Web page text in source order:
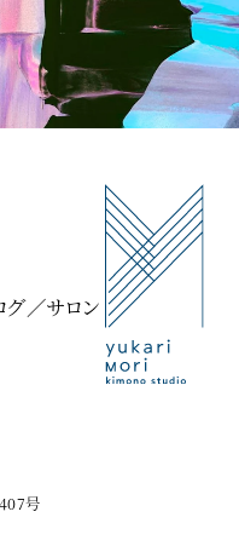
Yukari Mori Kimono Studio
グ
サロン
号